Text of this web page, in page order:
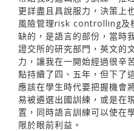
更詳盡且具說服力，決策上
風險管理risk controlling及
缺的，是語言的部份，當時
證交所的研究部門，英文的
力，讓我在一開始經過很辛
點持續了四、五年，但下了
應該在學生時代要把握機會
易被遴選出國訓練，或是在
置，同時語言訓練可以使在
限於眼前利益。